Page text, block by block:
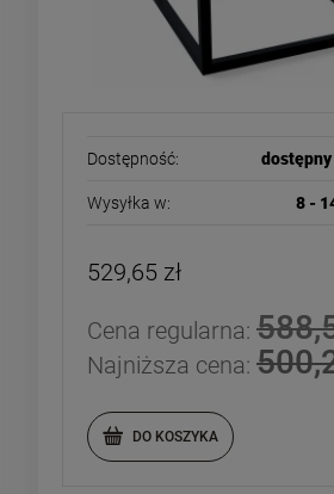
Dostępność:
Wysyłka w: 8 -
529,65 zł
Cena regularna:
Najniższa cena:
DO KOSZYKA